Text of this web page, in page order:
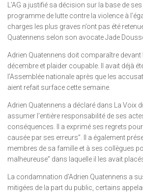
L’AG a justifié sa décision sur la base de
programme de lutte contre la violence à
charges les plus graves n’ont pas été
Quatennens selon son avocate Jade
Adrien Quatennens doit comparaître devant
décembre et plaider coupable. Il avait déjà
l’Assemblée nationale après que les
aient refait surface cette semaine.
Adrien Quatennens a déclaré dans La Voix
assumer l’entière responsabilité de ses
conséquences. Il a exprimé ses regrets
causée par ses erreurs”. Il a également
membres de sa famille et à ses collègues
malheureuse” dans laquelle il les avait
La condamnation d’Adrien Quatennens a
mitigées de la part du public, certains